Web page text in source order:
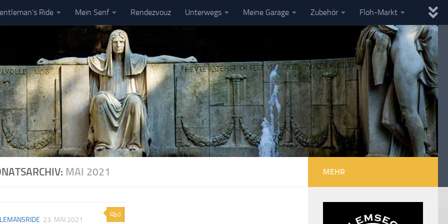
Ride Mein Senf Rendezvouz Unterwegs Meine Garage Zubehör Floh-Markt
MAI 2021
0
23. MAI 2021
MEHR